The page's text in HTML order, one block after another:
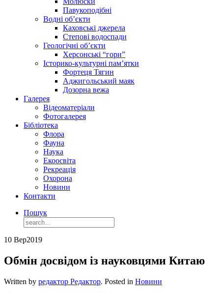
Павукоподібні
Водні об’єкти
Каховські джерела
Степові водоспади
Геологічні об’єкти
Херсонські “гори”
Історико-культурні пам’ятки
Фортеця Тягин
Аджигольський маяк
Дозорна вежа
Галерея
Відеоматеріали
Фотогалерея
Бібліотека
Флора
Фауна
Наука
Екоосвіта
Рекреація
Охорона
Новини
Контакти
Пошук
10 Вер2019
Обмін досвідом із науковцями Китаю
Written by редактор Редактор. Posted in Новини